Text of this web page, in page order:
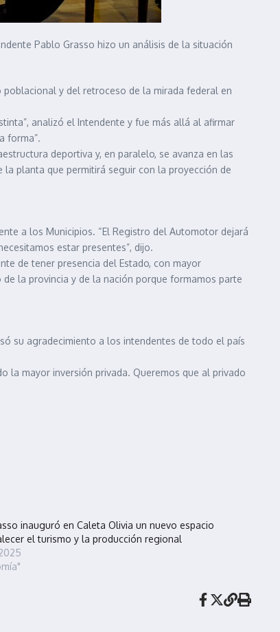
Pablo Grasso hizo un análisis de la situación
y del retroceso de la mirada federal en
analizó el Intendente y fue más allá al afirmar
forma”.
deportiva y, en paralelo, se avanza en las
planta que permitirá seguir con la proyección de
a los Municipios. “El Registro del Automotor dejará
estar presentes”, dijo.
de tener presencia del Estado, con mayor
la provincia y de la nación porque formamos parte
su agradecimiento a los intendentes de todo el país
la mayor inversión privada. Queremos que al privado
inauguró en Caleta Olivia un nuevo espacio
el turismo y la producción regional